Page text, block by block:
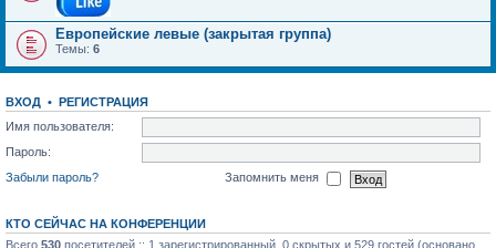
Европейские левые (закрытая группа)
Темы: 6
ВХОД • РЕГИСТРАЦИЯ
Имя пользователя:
Пароль:
Забыли пароль?
Запомнить меня
КТО СЕЙЧАС НА КОНФЕРЕНЦИИ
Всего 530 посетителей :: 1 зарегистрированный, 0 скрытых и 529 гостей (основано